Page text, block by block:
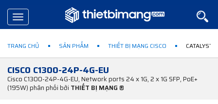
Toggle
navigation
TRANG CHỦ SẢN PHẨM THIẾT BỊ MẠNG CISCO CATALYST
CISCO C1300-24P-4G-EU​
Cisco C1300-24P-4G-EU​, Network ports 24 x 1G, 2 x 1G SFP, PoE+
(195W) phân phối bởi THIẾT BỊ MẠNG ®